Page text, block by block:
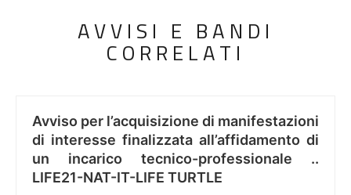
AVVISI E BANDI
CORRELATI
Avviso per l’acquisizione di manifestazioni
di interesse finalizzata all’affidamento di
un incarico tecnico-professionale ..
LIFE21-NAT-IT-LIFE TURTLE